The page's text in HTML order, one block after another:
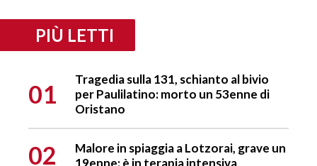
PIÙ LETTI
01
Tragedia sulla 131, schianto al bivio
per Paulilatino: morto un 53enne di
Oristano
02
Malore in spiaggia a Lotzorai, grave un
19enne: è in terapia intensiva